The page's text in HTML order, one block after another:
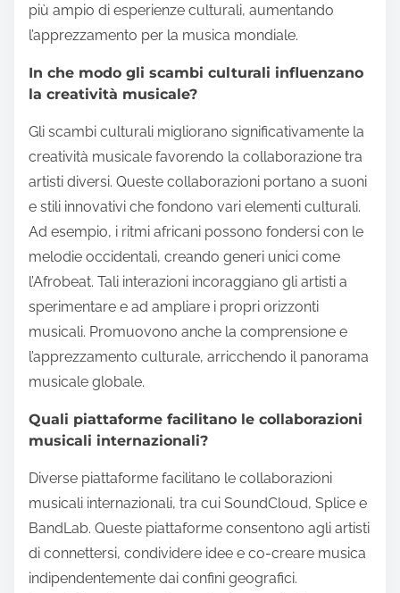
più ampio di esperienze culturali, aumentando
l’apprezzamento per la musica mondiale.
In che modo gli scambi culturali influenzano
la creatività musicale?
Gli scambi culturali migliorano significativamente la
creatività musicale favorendo la collaborazione tra
artisti diversi. Queste collaborazioni portano a suoni
e stili innovativi che fondono vari elementi culturali.
Ad esempio, i ritmi africani possono fondersi con le
melodie occidentali, creando generi unici come
l’Afrobeat. Tali interazioni incoraggiano gli artisti a
sperimentare e ad ampliare i propri orizzonti
musicali. Promuovono anche la comprensione e
l’apprezzamento culturale, arricchendo il panorama
musicale globale.
Quali piattaforme facilitano le collaborazioni
musicali internazionali?
Diverse piattaforme facilitano le collaborazioni
musicali internazionali, tra cui SoundCloud, Splice e
BandLab. Queste piattaforme consentono agli artisti
di connettersi, condividere idee e co-creare musica
indipendentemente dai confini geografici.